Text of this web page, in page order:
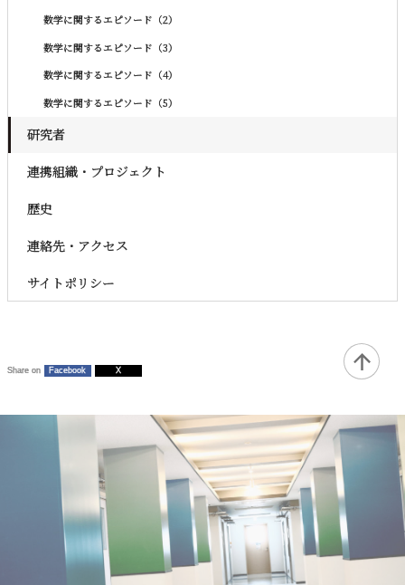
数学に関するエピソード（2）
数学に関するエピソード（3）
数学に関するエピソード（4）
数学に関するエピソード（5）
研究者
連携組織・プロジェクト
歴史
連絡先・アクセス
サイトポリシー
Share on Facebook X